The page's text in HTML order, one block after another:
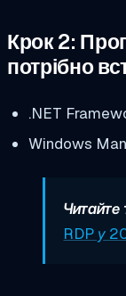
Крок 2:
потрібно
.NET
Windows
RDP у